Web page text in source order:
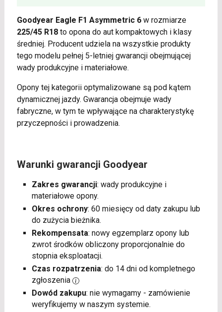
Goodyear Eagle F1 Asymmetric 6w rozmiarze
225/45 R18to opona do aut kompaktowych i klasy
średniej. Producent udziela na wszystkie produkty
tego modelu pełnej 5-letniej gwarancji obejmującej
wady produkcyjne i materiałowe.
Opony tej kategorii optymalizowane są pod kątem
dynamicznej jazdy. Gwarancja obejmuje wady
fabryczne, w tym te wpływające na charakterystykę
przyczepności i prowadzenia.
Warunki gwarancji Goodyear
Zakres gwarancji: wady produkcyjne i
materiałowe opony.
Okres ochrony: 60 miesięcy od daty zakupu lub
do zużycia bieżnika.
Rekompensata: nowy egzemplarz opony lub
zwrot środków obliczony proporcjonalnie do
stopnia eksploatacji.
Czas rozpatrzenia: do 14 dni od kompletnego
zgłoszenia
Dowód zakupu: nie wymagamy - zamówienie
weryfikujemy w naszym systemie.